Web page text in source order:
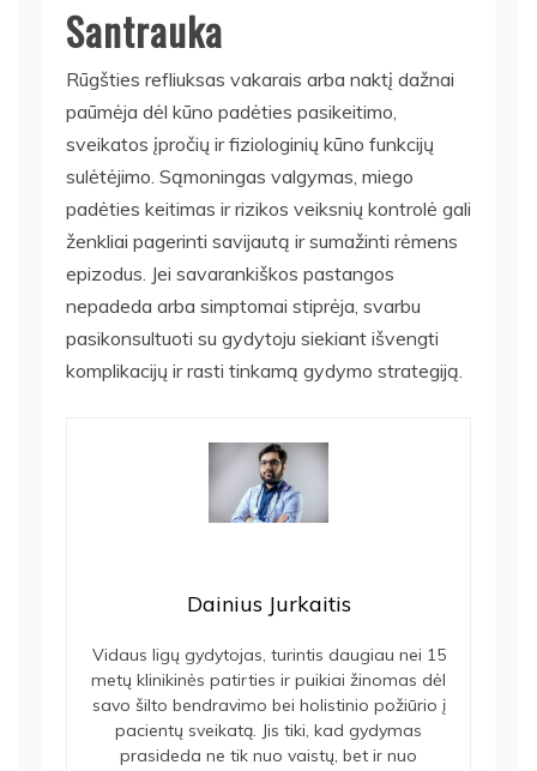
Santrauka
Rūgšties refliuksas vakarais arba naktį dažnai
paūmėja dėl kūno padėties pasikeitimo,
sveikatos įpročių ir fiziologinių kūno funkcijų
sulėtėjimo. Sąmoningas valgymas, miego
padėties keitimas ir rizikos veiksnių kontrolė gali
ženkliai pagerinti savijautą ir sumažinti rėmens
epizodus. Jei savarankiškos pastangos
nepadeda arba simptomai stiprėja, svarbu
pasikonsultuoti su gydytoju siekiant išvengti
komplikacijų ir rasti tinkamą gydymo strategiją.
Dainius Jurkaitis
Vidaus ligų gydytojas, turintis daugiau nei 15
metų klinikinės patirties ir puikiai žinomas dėl
savo šilto bendravimo bei holistinio požiūrio į
pacientų sveikatą. Jis tiki, kad gydymas
prasideda ne tik nuo vaistų, bet ir nuo